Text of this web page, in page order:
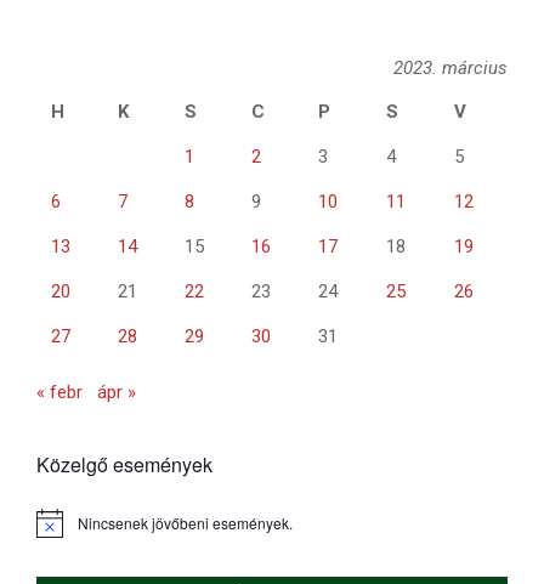
2023. március
H
K S C P S V
1 2 3 4 5
6 7 8 9 10 11 12
13 14 15 16 17 18 19
20 21 22 23 24 25 26
27 28 29 30 31
« febr ápr »
Közelgő események
Notice Nincsenek jövőbeni események.